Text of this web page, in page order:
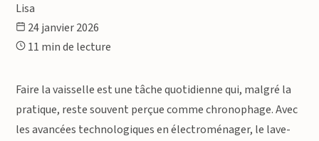
Lisa
24 janvier 2026
11 min de lecture
Faire la vaisselle est une tâche quotidienne qui, malgré la
pratique, reste souvent perçue comme chronophage. Avec
les avancées technologiques en électroménager, le lave-